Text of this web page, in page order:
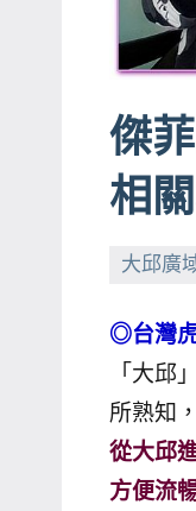
賓、
News
探
節
班
外
景
節
主
持、
傑
相
大邱廣
◎台灣
「大邱
所熟知
從大邱
方便流